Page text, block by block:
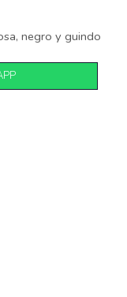
negro y guindo